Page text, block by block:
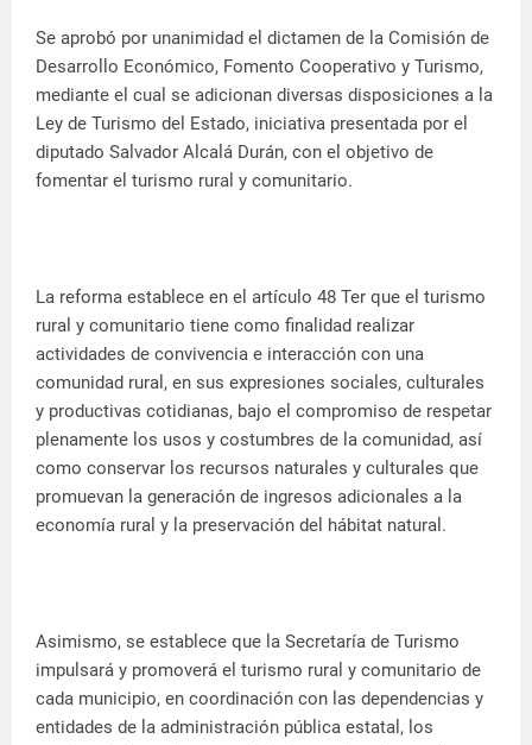
Se aprobó por unanimidad el dictamen de la Comisión de
Desarrollo Económico, Fomento Cooperativo y Turismo,
mediante el cual se adicionan diversas disposiciones a la
Ley de Turismo del Estado, iniciativa presentada por el
diputado Salvador Alcalá Durán, con el objetivo de
fomentar el turismo rural y comunitario.
La reforma establece en el artículo 48 Ter que el turismo
rural y comunitario tiene como finalidad realizar
actividades de convivencia e interacción con una
comunidad rural, en sus expresiones sociales, culturales
y productivas cotidianas, bajo el compromiso de respetar
plenamente los usos y costumbres de la comunidad, así
como conservar los recursos naturales y culturales que
promuevan la generación de ingresos adicionales a la
economía rural y la preservación del hábitat natural.
Asimismo, se establece que la Secretaría de Turismo
impulsará y promoverá el turismo rural y comunitario de
cada municipio, en coordinación con las dependencias y
entidades de la administración pública estatal, los